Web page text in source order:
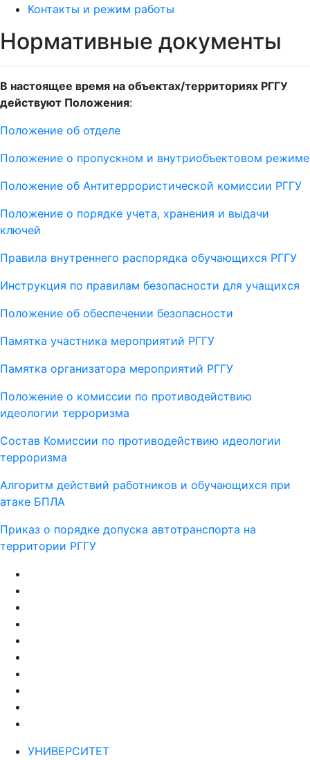
Контакты и режим работы
Нормативные документы
В настоящее время на объектах/территориях РГГУ
действуют Положения:
Положение об отделе
Положение о пропускном и внутриобъектовом режиме
Положение об Антитеррористической комиссии РГГУ
Положение о порядке учета, хранения и выдачи
ключей
Правила внутреннего распорядка обучающихся РГГУ
Инструкция по правилам безопасности для учащихся
Положение об обеспечении безопасности
Памятка участника мероприятий РГГУ
Памятка организатора мероприятий РГГУ
Положение о комиссии по противодействию
идеологии терроризма
Состав Комиссии по противодействию идеологии
терроризма
Алгоритм действий работников и обучающихся при
атаке БПЛА
Приказ о порядке допуска автотранспорта на
территории РГГУ
УНИВЕРСИТЕТ